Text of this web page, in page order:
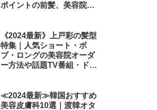
ポイントの前髪、美容院で
《2024最新》上戸彩の髪型
特集｜人気ショート・ボ
ブ・ロングの美容院オーダ
ー方法や話題TV番組・ドラ
≪2024最新≫韓国おすすめ
美容皮膚科10選｜渡韓オタ